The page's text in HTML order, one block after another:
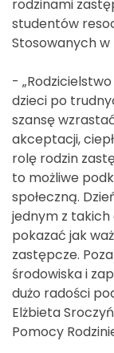
rodzinami
studentów
Stosowanych w
-
dzieci po
szansę
akceptacji,
rolę rodzin
to możliwe
społeczną.
jednym z
pokazać jak
zastępcze.
środowiska i
dużo radości
Elżbieta
Pomocy